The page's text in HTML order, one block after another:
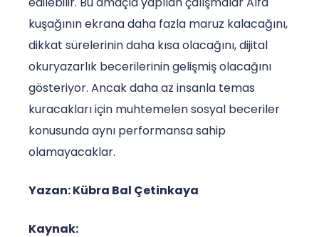
kuşağının ekrana daha fazla maruz kalacağını,
dikkat sürelerinin daha kısa olacağını, dijital
okuryazarlık becerilerinin gelişmiş olacağını
gösteriyor. Ancak daha az insanla temas
kuracakları için muhtemelen sosyal beceriler
konusunda aynı performansa sahip
olamayacaklar.
Yazan: Kübra Bal Çetinkaya
Kaynak: